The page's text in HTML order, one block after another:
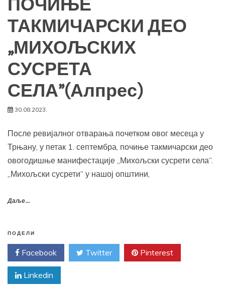
ПОЧИЊЕ
ТАКМИЧАРСКИ ДЕО
„МИХОЉСКИХ
СУСРЕТА
СЕЛА”(Алпрес)
30.08.2023.
После ревијалног отварања почетком овог месеца у
Трњану, у петак 1. септембра, почиње такмичарски део
овогодишње манифестације „Михољски сусрети села”.
„Михољски сусрети” у нашој општини,
Даље...
ПОДЕЛИ
Facebook Twitter Pinterest
Linkedin